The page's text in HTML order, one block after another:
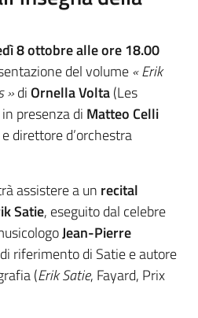
8 ottobre alle ore 18.00
del volume« Erik
»diOrnella Volta(Les
presenza di Matteo Celli
direttore d’orchestra
assistere a un recital
Satie, eseguito dal celebre
Jean-Pierre
riferimento di Satie e autore
(Erik Satie, Fayard, Prix